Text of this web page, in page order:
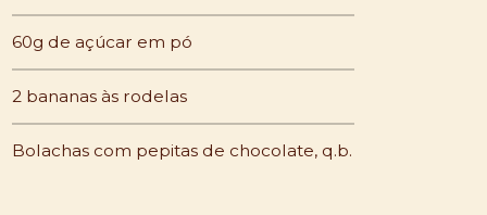
60g de açúcar em pó
2 bananas às rodelas
Bolachas com pepitas de chocolate, q.b.